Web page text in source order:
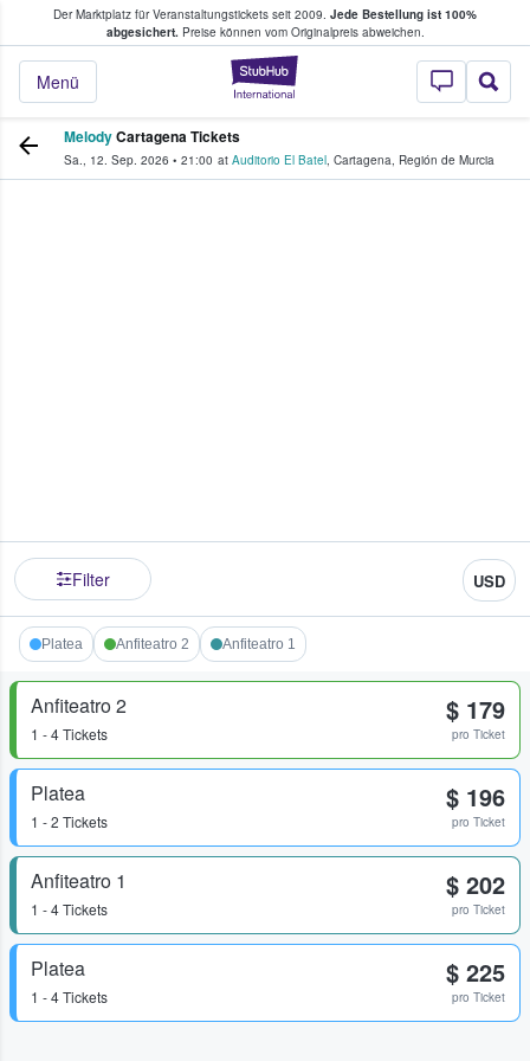
Der Marktplatz für Veranstaltungstickets seit 2009. Jede Bestellung ist 100%
abgesichert.Preise können vom Originalpreis abweichen.
StubHub - Wo
Menü
Tickets kaufen & verkaufen
MelodyCartagena Tickets
Sa., 12. Sep. 2026 • 21:00 at Auditorio El Batel, Cartagena, Región de Murcia
Filter USD
Platea Anfiteatro 2 Anfiteatro 1
Anfiteatro 2
1 - 4 Tickets
$ 179
pro Ticket
Platea
1 - 2 Tickets
$ 196
pro Ticket
Anfiteatro 1
1 - 4 Tickets
$ 202
pro Ticket
Platea
1 - 4 Tickets
$ 225
pro Ticket